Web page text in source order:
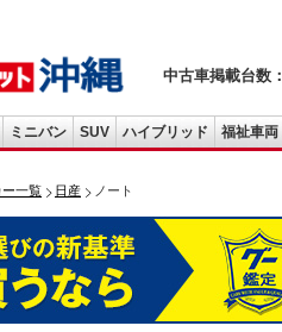
中古車掲載台数：
ミニバン SUV ハイブリッド 福祉車両
一覧 日産 ノート